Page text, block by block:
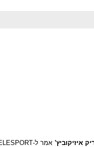
איזיקוביץ' אמר ל-TELESPORT